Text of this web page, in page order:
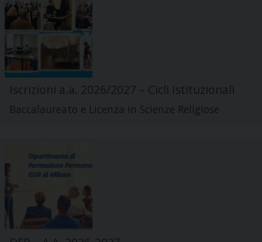
Iscrizioni a.a. 2026/2027 – Cicli Istituzionali
Baccalaureato e Licenza in Scienze Religiose